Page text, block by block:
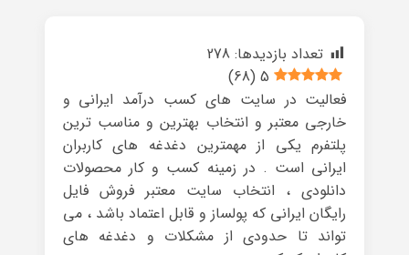
تعداد بازدیدها: 278
5
(
68
)
فعالیت در سایت های کسب درآمد ایرانی و
خارجی معتبر و انتخاب بهترین و مناسب ترین
پلتفرم یکی از مهمترین دغدغه های کاربران
ایرانی است . در زمینه کسب و کار محصولات
دانلودی ، انتخاب سایت معتبر فروش فایل
رایگان ایرانی که پولساز و قابل اعتماد باشد ، می
تواند تا حدودی از مشکلات و دغدغه های